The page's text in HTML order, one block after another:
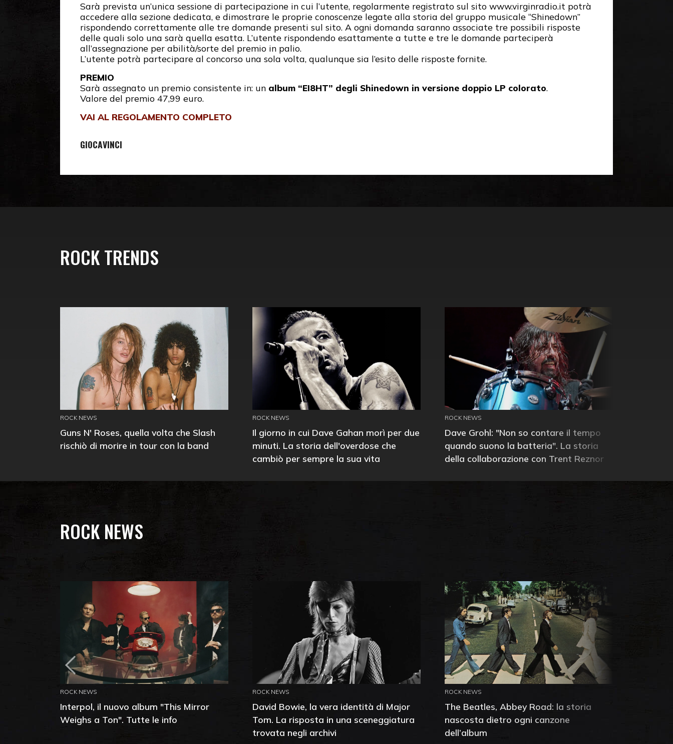
Sarà prevista un’unica sessione di partecipazione in cui l’utente, regolarmente registrato sul sito www.virginradio.it potrà
accedere alla sezione dedicata, e dimostrare le proprie conoscenze legate alla storia del gruppo musicale “Shinedown”
rispondendo correttamente alle tre domande presenti sul sito. A ogni domanda saranno associate tre possibili risposte
delle quali solo una sarà quella esatta. L’utente rispondendo esattamente a tutte e tre le domande parteciperà
all’assegnazione per abilità/sorte del premio in palio.
L’utente potrà partecipare al concorso una sola volta, qualunque sia l’esito delle risposte fornite.
PREMIO
Sarà assegnato un premio consistente in: un album “EI8HT” degli Shinedown in versione doppio LP colorato.
Valore del premio 47,99 euro.
VAI AL REGOLAMENTO COMPLETO
GIOCAVINCI
ROCK TRENDS
ROCK NEWS
Guns N' Roses, quella volta che Slash
rischiò di morire in tour con la band
ROCK NEWS
Il giorno in cui Dave Gahan morì per due
minuti. La storia dell'overdose che
cambiò per sempre la sua vita
ROCK NEWS
Dave Grohl: "Non so contare il tempo
quando suono la batteria". La storia
della collaborazione con Trent Reznor
ROCK NEWS
ROCK NEWS
Interpol, il nuovo album "This Mirror
Weighs a Ton". Tutte le info
ROCK NEWS
David Bowie, la vera identità di Major
Tom. La risposta in una sceneggiatura
trovata negli archivi
ROCK NEWS
The Beatles, Abbey Road: la storia
nascosta dietro ogni canzone
dell’album